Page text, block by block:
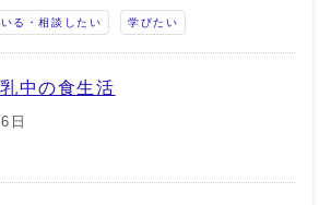
る・相談したい 学びたい
中の食生活
日